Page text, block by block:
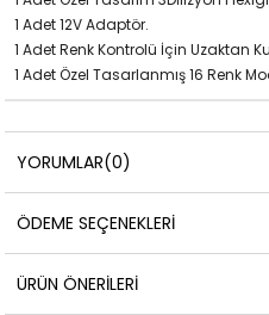
1 Adet 12V Adaptör.
1 Adet Renk Kontrolü İçin Uzaktan
1 Adet Özel Tasarlanmış 16 Renk
YORUMLAR(0)
ÖDEME SEÇENEKLERI
ÜRÜN ÖNERILERI